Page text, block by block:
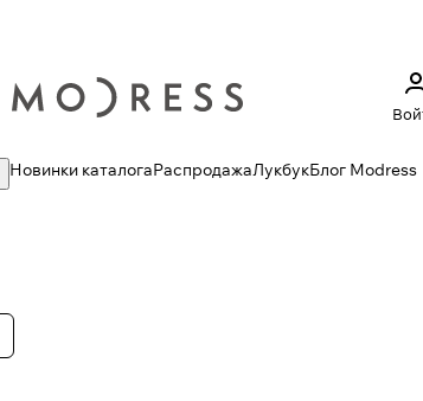
Новинки каталогаРаспродажаЛукбукБлог Modress